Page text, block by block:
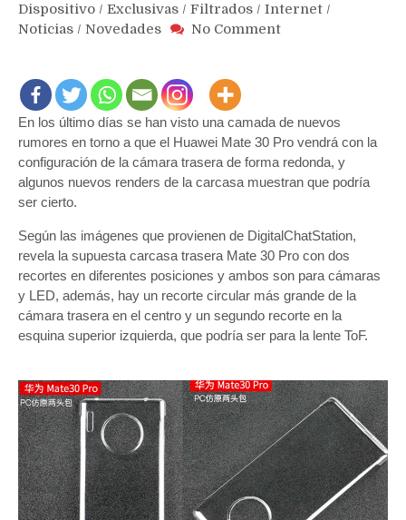
Dispositivo / Exclusivas / Filtrados / Internet /
Noticias / Novedades No Commenton
cámaras
traseras
redondas
del
30
Pro
En los último días se han visto una camada de nuevos
rumores en torno a que el Huawei Mate 30 Pro vendrá con la
configuración de la cámara trasera de forma redonda, y
algunos nuevos renders de la carcasa muestran que podría
ser cierto.
Según las imágenes que provienen de DigitalChatStation,
revela la supuesta carcasa trasera Mate 30 Pro con dos
recortes en diferentes posiciones y ambos son para cámaras
y LED, además, hay un recorte circular más grande de la
cámara trasera en el centro y un segundo recorte en la
esquina superior izquierda, que podría ser para la lente ToF.